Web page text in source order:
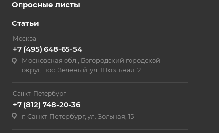
Опросные листы
Статьи
Москва
+7 (495) 648-65-54
Московская обл., Богородский городской
округ, пос. Зеленый, ул. Школьная, 2
Санкт-Петербург
+7 (812) 748-20-36
г. Санкт-Петербург, ул. Зольная, 15